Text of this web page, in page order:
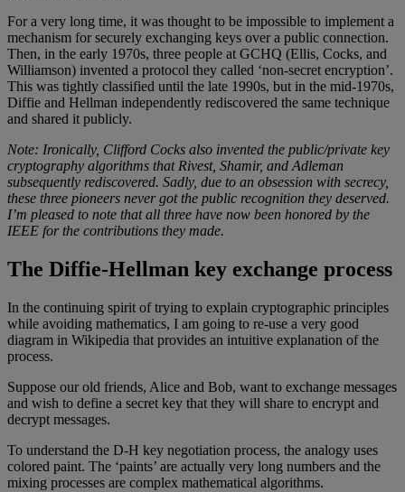
For a very long time, it was thought to be impossible to implement a
mechanism for securely exchanging keys over a public connection.
Then, in the early 1970s, three people at GCHQ (Ellis, Cocks, and
Williamson) invented a protocol they called ‘non-secret encryption’.
This was tightly classified until the late 1990s, but in the mid-1970s,
Diffie and Hellman independently rediscovered the same technique
and shared it publicly.
Note: Ironically, Clifford Cocks also invented the public/private key
cryptography algorithms that Rivest, Shamir, and Adleman
subsequently rediscovered. Sadly, due to an obsession with secrecy,
these three pioneers never got the public recognition they deserved.
I’m pleased to note that all three have now been honored by the
IEEE for the contributions they made.
The Diffie-Hellman key exchange process
In the continuing spirit of trying to explain cryptographic principles
while avoiding mathematics, I am going to re-use a very good
diagram in Wikipedia that provides an intuitive explanation of the
process.
Suppose our old friends, Alice and Bob, want to exchange messages
and wish to define a secret key that they will share to encrypt and
decrypt messages.
To understand the D-H key negotiation process, the analogy uses
colored paint. The ‘paints’ are actually very long numbers and the
mixing processes are complex mathematical algorithms.